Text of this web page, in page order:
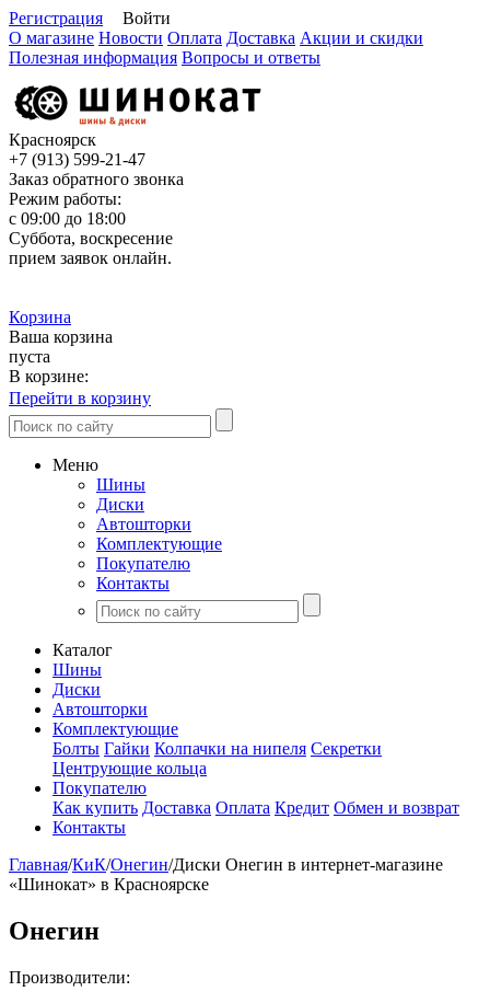
Регистрация
Войти
О магазине Новости Оплата Доставка Акции и скидки
Полезная информация Вопросы и ответы
Красноярск
+7 (913) 599-21-47
Заказ обратного звонка
Режим работы:
с 09:00 до 18:00
Суббота, воскресение
прием заявок онлайн.
Корзина
Ваша корзина
пуста
В корзине:
Перейти в корзину
Меню
Шины
Диски
Автошторки
Комплектующие
Покупателю
Контакты
Каталог
Шины
Диски
Автошторки
Комплектующие
Болты Гайки Колпачки на нипеля Секретки
Центрующие кольца
Покупателю
Как купить Доставка Оплата Кредит Обмен и возврат
Контакты
Главная/КиК/Онегин/Диски Онегин в интернет-магазине
«Шинокат» в Красноярске
Онегин
Производители: